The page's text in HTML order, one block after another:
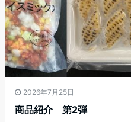
2026年7月25日
商品紹介 第2弾